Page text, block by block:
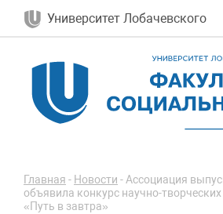
Университет Лобачевского
Главная - Новости -Ассоциация
объявила конкурс научно-творческих
«Путь в завтра»